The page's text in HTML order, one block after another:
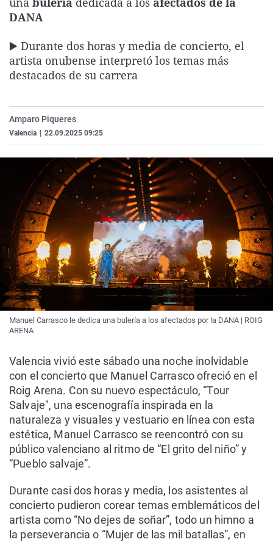
La rosa de los vientos
Como el perro y el
Caso
Equipo de
Extremadura
La Rioja
Virales
Elecciones
DANA
▶️ Durante dos horas y media de concierto, el
artista onubense interpretó los temas más
destacados de su carrera
Amparo Piqueres
Valencia 22.09.2025 09:25
Manuel Carrasco le dedica una bulería a los afectados por la DANA | ROIG
ARENA
Valencia vivió este sábado una noche inolvidable
con el concierto que Manuel Carrasco ofreció en el
Roig Arena. Con su nuevo espectáculo, “Tour
Salvaje", una escenografía inspirada en la
naturaleza y visuales y vestuario en línea con esta
estética, Manuel Carrasco se reencontró con su
público valenciano al ritmo de “El grito del niño” y
“Pueblo salvaje”.
Durante casi dos horas y media, los asistentes al
concierto pudieron corear temas emblemáticos del
artista como “No dejes de soñar”, todo un himno a
la perseverancia o “Mujer de las mil batallas”, en